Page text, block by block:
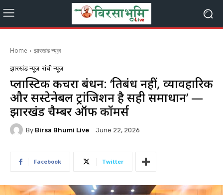
Home झारखंड न्यूज़
झारखंड न्यूज़ रांची न्यूज़
प्लास्टिक कचरा प्रबंधन: ‘प्रतिबंध नहीं, व्यावहारिक
और सस्टेनेबल ट्रांजिशन है सही समाधान’ —
झारखंड चैम्बर ऑफ कॉमर्स
By Birsa Bhumi Live June 22, 2026
Facebook Twitter